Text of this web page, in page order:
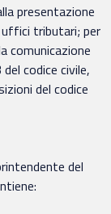
presentazione
uffici tributari; per
comunicazione
codice civile,
del codice
del